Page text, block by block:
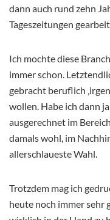
dann auch rund zehn
Tageszeitungen
Ich mochte diese
immer schon.
gebracht beruflich
wollen. Habe ich dann
ausgerechnet im
damals wohl, im
allerschlaueste Wahl.
Trotzdem mag ich
heute noch immer sehr